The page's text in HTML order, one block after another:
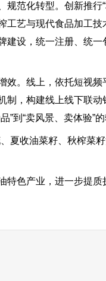
规范化转型。创新推
工艺与现代食品加工
建设，统一注册、统
。线上，依托短视频
制，构建线上线下联
”到“卖风景、卖体验”
收油菜籽、秋榨菜籽
色产业，进一步提质